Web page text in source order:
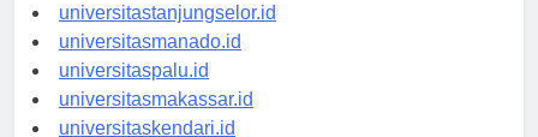
universitasbanjarbaru.id
universitastanjungselor.id
universitasmanado.id
universitaspalu.id
universitasmakassar.id